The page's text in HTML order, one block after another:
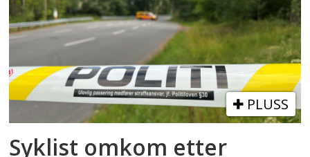
PLUSS
Syklist omkom etter